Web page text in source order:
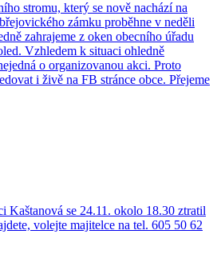
stromu, který se nově nachází na
zámku proběhne v neděli
zahrajeme z oken obecního úřadu
Vzhledem k situaci ohledně
o organizovanou akci. Proto
i živě na FB stránce obce. Přejeme
se 24.11. okolo 18.30 ztratil
volejte majitelce na tel. 605 50 62